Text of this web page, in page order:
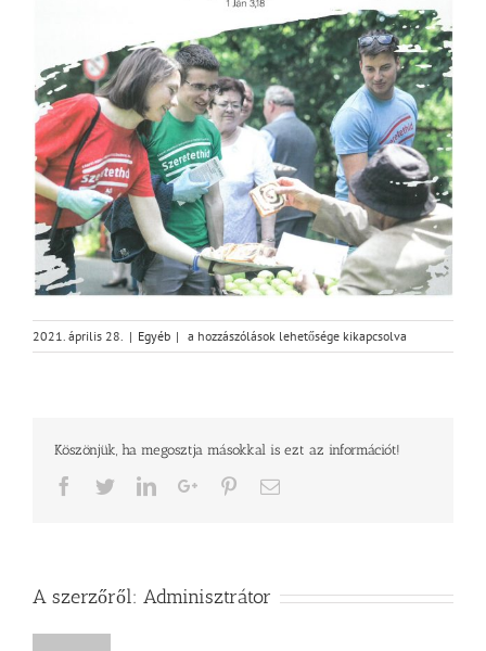
2021. április 28. | Egyéb | Szeretethíd
bejegyzéshez
a hozzászólások lehetősége kikapcsolva
Köszönjük, ha megosztja másokkal is ezt az információt!
Facebook
TwitterLinkedInGoogle+PinterestEmail
A szerzőről: Adminisztrátor